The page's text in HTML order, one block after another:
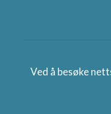
Ved å besøke